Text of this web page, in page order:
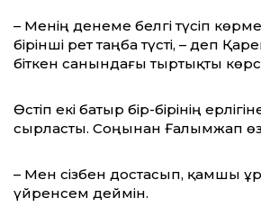
– Менің денеме белгі түсіп
бірінші рет таңба түсті, – деп
біткен санындағы тыртықты
Өстіп екі батыр бір-бірінің
сырласты. Соңынан Ғалымжап
– Мен сізбен достасып, қамшы
үйренсем деймін.